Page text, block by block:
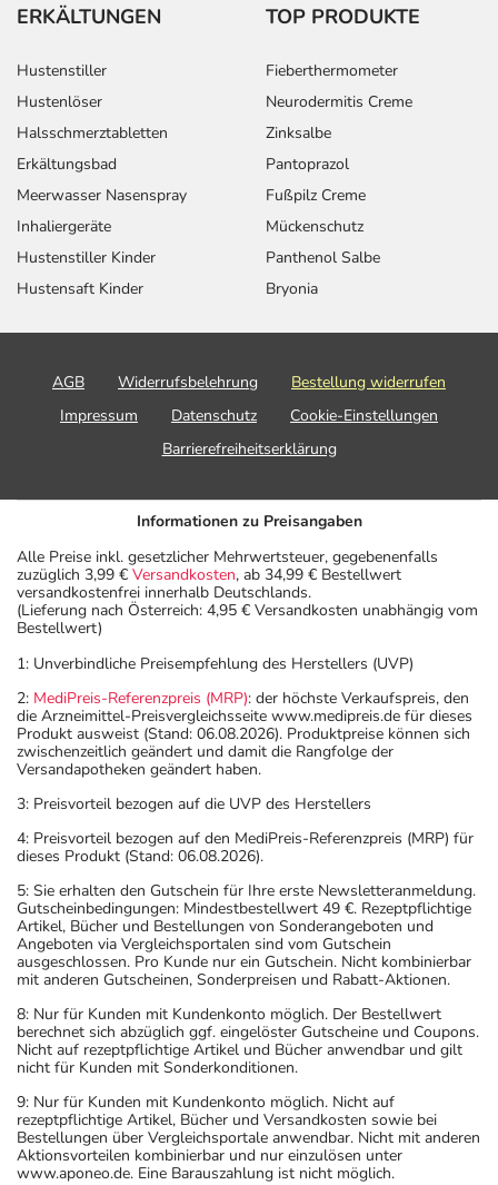
ERKÄLTUNGEN
Hustenstiller
Hustenlöser
Halsschmerztabletten
Erkältungsbad
Meerwasser Nasenspray
Inhaliergeräte
Hustenstiller Kinder
Hustensaft Kinder
TOP PRODUKTE
Fieberthermometer
Neurodermitis Creme
Zinksalbe
Pantoprazol
Fußpilz Creme
Mückenschutz
Panthenol Salbe
Bryonia
AGB Widerrufsbelehrung
Bestellung widerrufen
Impressum
Datenschutz
Cookie-Einstellungen
Barrierefreiheitserklärung
Informationen zu Preisangaben
Alle Preise inkl. gesetzlicher Mehrwertsteuer, gegebenenfalls
zuzüglich 3,99 € Versandkosten, ab 34,99 € Bestellwert
versandkostenfrei innerhalb Deutschlands.
(Lieferung nach Österreich: 4,95 € Versandkosten unabhängig vom
Bestellwert)
1: Unverbindliche Preisempfehlung des Herstellers (UVP)
2: MediPreis-Referenzpreis (MRP): der höchste Verkaufspreis, den
die Arzneimittel-Preisvergleichsseite www.medipreis.de für dieses
Produkt ausweist (Stand: 06.08.2026). Produktpreise können sich
zwischenzeitlich geändert und damit die Rangfolge der
Versandapotheken geändert haben.
3: Preisvorteil bezogen auf die UVP des Herstellers
4: Preisvorteil bezogen auf den MediPreis-Referenzpreis (MRP) für
dieses Produkt (Stand: 06.08.2026).
5: Sie erhalten den Gutschein für Ihre erste Newsletteranmeldung.
Gutscheinbedingungen: Mindestbestellwert 49 €. Rezeptpflichtige
Artikel, Bücher und Bestellungen von Sonderangeboten und
Angeboten via Vergleichsportalen sind vom Gutschein
ausgeschlossen. Pro Kunde nur ein Gutschein. Nicht kombinierbar
mit anderen Gutscheinen, Sonderpreisen und Rabatt-Aktionen.
8: Nur für Kunden mit Kundenkonto möglich. Der Bestellwert
berechnet sich abzüglich ggf. eingelöster Gutscheine und Coupons.
Nicht auf rezeptpflichtige Artikel und Bücher anwendbar und gilt
nicht für Kunden mit Sonderkonditionen.
9: Nur für Kunden mit Kundenkonto möglich. Nicht auf
rezeptpflichtige Artikel, Bücher und Versandkosten sowie bei
Bestellungen über Vergleichsportale anwendbar. Nicht mit anderen
Aktionsvorteilen kombinierbar und nur einzulösen unter
www.aponeo.de. Eine Barauszahlung ist nicht möglich.